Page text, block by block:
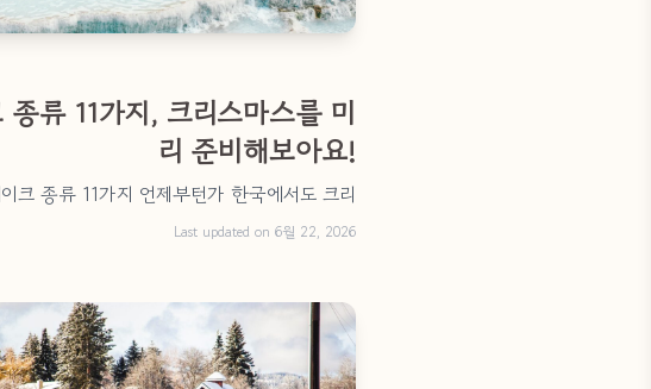
류 11가지, 크리스마스를 미
리 준비해보아요!
크 종류 11가지 언제부턴가 한국에서도 크리
Last updated on 6월 22, 2026